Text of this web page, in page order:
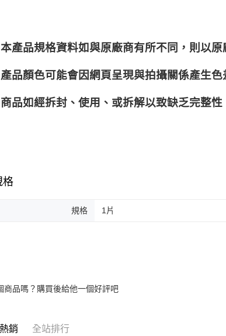
本產品規格資料如與原廠商有所不同，則以
產品顏色可能會因網頁呈現與拍攝關係產生
商品如經拆封、使用、或拆解以致缺乏完整
格
規格 1片
商品嗎？購買後給他一個好評吧
銷 全站排行